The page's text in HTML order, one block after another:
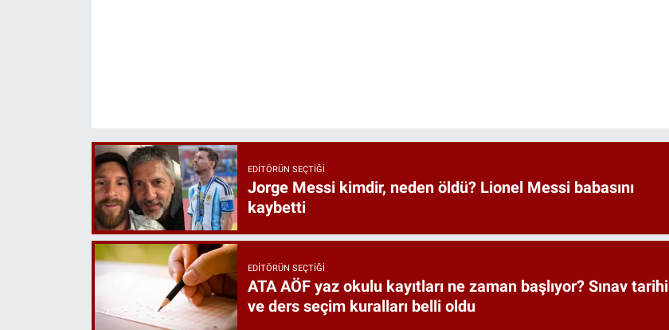
EDITÖRÜN SEÇTIĞI
Jorge Messi kimdir, neden öldü? Lionel Messi babasını
kaybetti
EDITÖRÜN SEÇTIĞI
ATA AÖF yaz okulu kayıtları ne zaman başlıyor? Sınav tarihi
ve ders seçim kuralları belli oldu